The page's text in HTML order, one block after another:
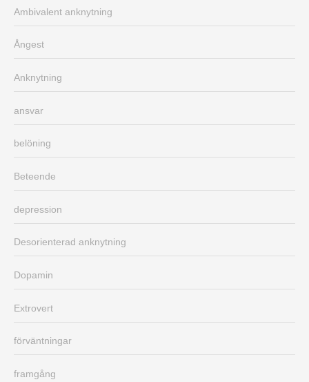
Ambivalent anknytning
Ångest
Anknytning
ansvar
belöning
Beteende
depression
Desorienterad anknytning
Dopamin
Extrovert
förväntningar
framgång